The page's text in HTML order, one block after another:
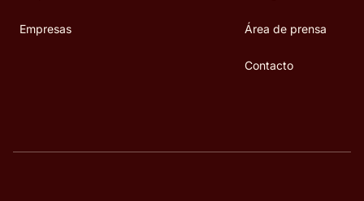
Empresas Área de prensa
Contacto